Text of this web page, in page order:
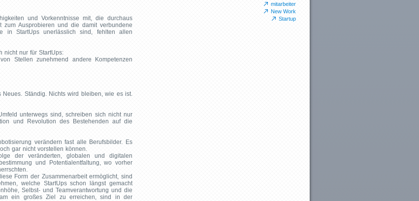
und Vorkenntnisse mit, die durchaus
Ausprobieren und die damit verbundene
in StartUps unerlässlich sind, fehlten allen
nicht nur für StartUps:
Stellen zunehmend andere Kompetenzen
Ständig. Nichts wird bleiben, wie es ist.
unterwegs sind, schreiben sich nicht nur
und Revolution des Bestehenden auf die
verändern fast alle Berufsbilder. Es
gar nicht vorstellen können.
der veränderten, globalen und digitalen
und Potentialentfaltung, wo vorher
Form der Zusammenarbeit ermöglicht, sind
welche StartUps schon längst gemacht
Selbst- und Teamverantwortung und die
ein großes Ziel zu erreichen, sind in der
mitarbeiter
New Work
Startup